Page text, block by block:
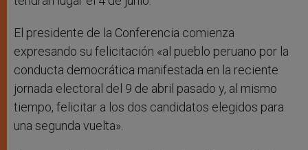
El presidente de la Conferencia comienza
expresando su felicitación «al pueblo peruano por la
conducta democrática manifestada en la reciente
jornada electoral del 9 de abril pasado y, al mismo
tiempo, felicitar a los dos candidatos elegidos para
una segunda vuelta».